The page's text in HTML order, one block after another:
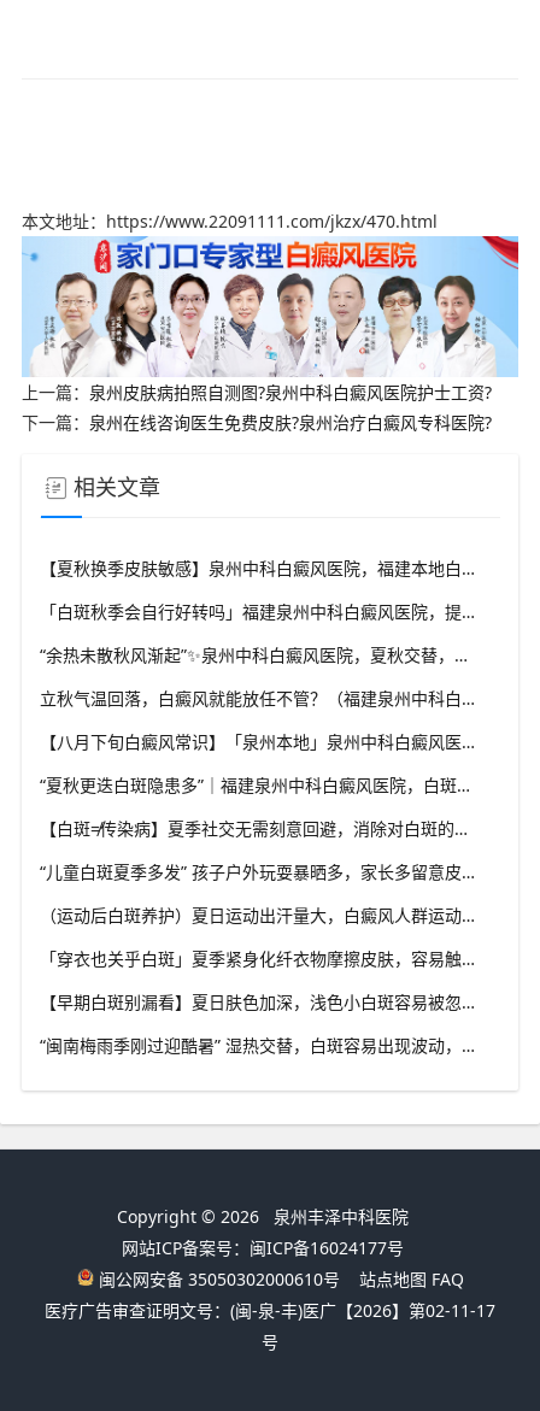
本文地址：https://www.22091111.com/jkzx/470.html
上一篇： 泉州皮肤病拍照自测图?泉州中科白癜风医院护士工资?
下一篇： 泉州在线咨询医生免费皮肤?泉州治疗白癜风专科医院?
相关文章
【夏秋换季皮肤敏感】泉州中科白癜风医院，福建本地白斑朋友，做好日常护理很关键
「白斑秋季会自行好转吗」福建泉州中科白癜风医院，提醒广大患者切勿抱有侥幸心理
“余热未散秋风渐起”✨泉州中科白癜风医院，夏秋交替，白癜风患者饮食要多留心
立秋气温回落，白癜风就能放任不管？（福建泉州中科白癜风医院）这些误区要避开
【八月下旬白癜风常识】「泉州本地」泉州中科白癜风医院，换季调适，守护皮肤健康状态
“夏秋更迭白斑隐患多”｜福建泉州中科白癜风医院，白斑出现变化，切莫盲目自行处理
【白斑≠传染病】夏季社交无需刻意回避，消除对白斑的误解，泉州中科白癜风医院科普白癜风基础常识
“儿童白斑夏季多发” 孩子户外玩耍暴晒多，家长多留意皮肤变化，泉州中科白癜风医院浅谈孩童白斑相关护理
（运动后白斑养护）夏日运动出汗量大，白癜风人群运动需兼顾防晒与干爽，泉州中科白癜风医院分享运动注意点
「穿衣也关乎白斑」夏季紧身化纤衣物摩擦皮肤，容易触发同形反应，泉州中科白癜风医院推荐白斑人群穿搭选择
【早期白斑别漏看】夏日肤色加深，浅色小白斑容易被忽略，泉州中科白癜风医院提示发现异常白斑尽早筛查
“闽南梅雨季刚过迎酷暑” 湿热交替，白斑容易出现波动，泉州中科白癜风医院讲解潮湿环境下白斑护理重点
Copyright © 2026 泉州丰泽中科医院
网站ICP备案号：闽ICP备16024177号
闽公网安备 35050302000610号
站点地图 FAQ
医疗广告审查证明文号：(闽-泉-丰)医广【2026】第02-11-17
号